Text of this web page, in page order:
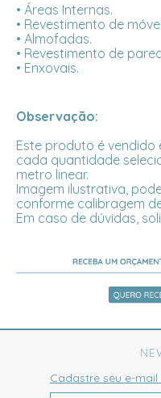
• Áreas Internas.
• Revestimento de
• Almofadas.
• Revestimento de
• Enxovais.
Observação:
Este produto é vendido
cada quantidade
metro linear.
Imagem ilustrativa,
conforme calibragem
Em caso de dúvidas,
Cadastre seu e-